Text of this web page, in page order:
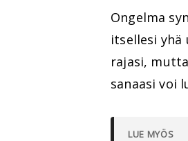
Ongelma
itsellesi
rajasi,
sanaasi voi
LUE MYÖS